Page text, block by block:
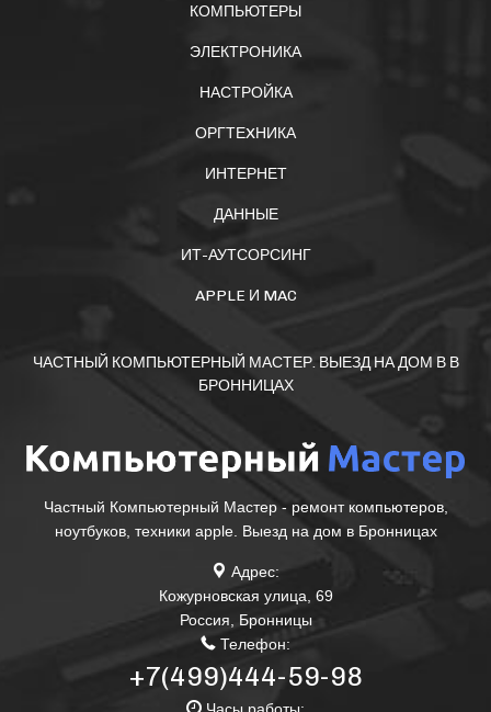
КОМПЬЮТЕРЫ
ЭЛЕКТРОНИКА
НАСТРОЙКА
ОРГТЕXНИКА
ИНТЕРНЕТ
ДАННЫЕ
ИТ-АУТСОРСИНГ
APPLE И MAC
ЧАСТНЫЙ КОМПЬЮТЕРНЫЙ МАСТЕР. ВЫЕЗД НА ДОМ В В
БРОННИЦАХ
Частный Компьютерный Мастер - ремонт компьютеров,
ноутбуков, техники apple. Выезд на дом в Бронницах
Адрес:
Кожурновская улица, 69
Россия, Бронницы
Телефон:
+7(499)444-59-98